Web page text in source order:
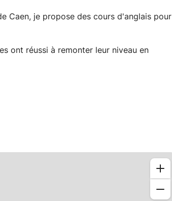
Caen, je propose des cours d'anglais pour
ont réussi à remonter leur niveau en